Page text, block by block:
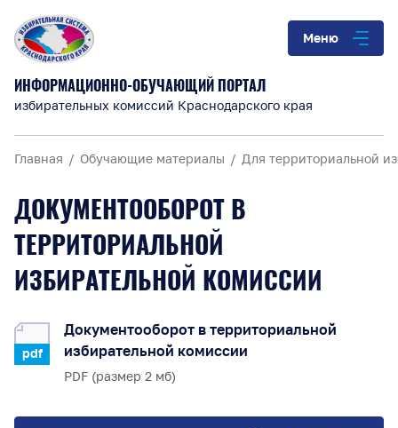
Меню
ИНФОРМАЦИОННО-ОБУЧАЮЩИЙ ПОРТАЛ
избирательных комиссий Краснодарского края
Главная Обучающие материалы Для территориальной
ДОКУМЕНТООБОРОТ В
ТЕРРИТОРИАЛЬНОЙ
ИЗБИРАТЕЛЬНОЙ КОМИССИИ
pdf
Документооборот в территориальной
избирательной комиссии
PDF (размер 2 мб)